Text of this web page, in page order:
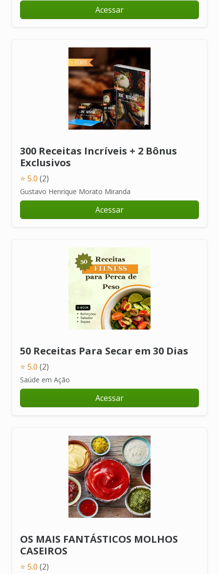
Acessar
300 Receitas Incríveis + 2 Bônus
Exclusivos
⭐ 5.0 (2)
Gustavo Henrique Morato Miranda
Acessar
50 Receitas Para Secar em 30 Dias
⭐ 5.0 (2)
Saúde em Ação
Acessar
OS MAIS FANTÁSTICOS MOLHOS
CASEIROS
⭐ 5.0 (2)